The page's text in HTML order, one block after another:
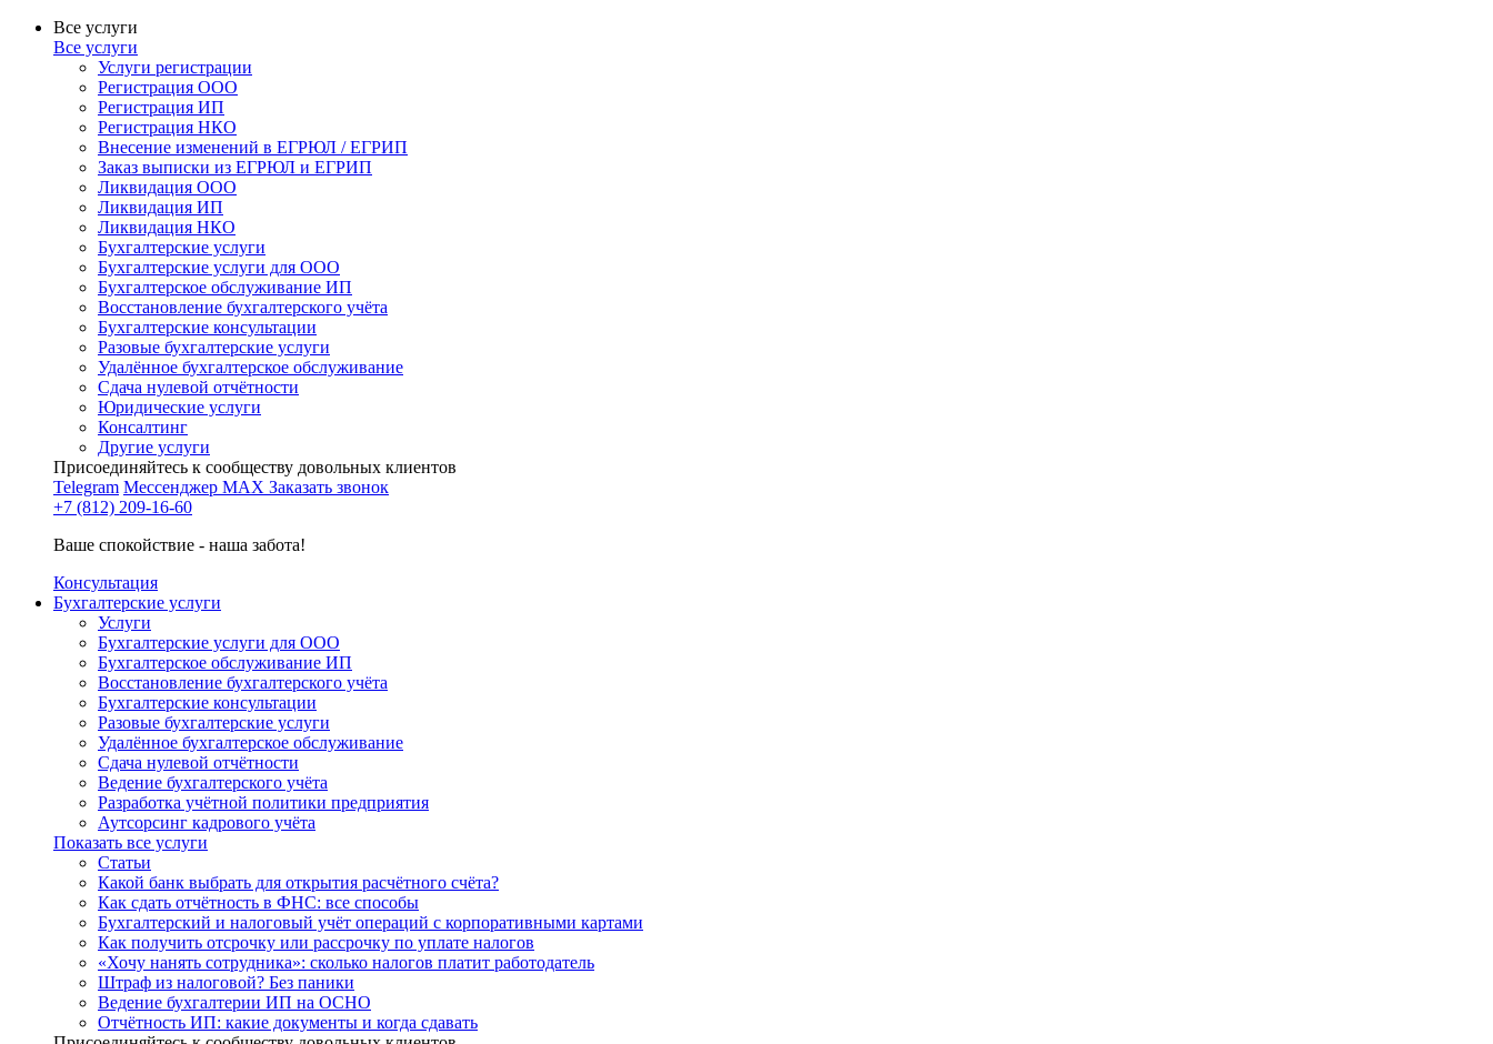
Все услуги
Все услуги
Услуги регистрации
Регистрация ООО
Регистрация ИП
Регистрация НКО
Внесение изменений в ЕГРЮЛ / ЕГРИП
Заказ выписки из ЕГРЮЛ и ЕГРИП
Ликвидация ООО
Ликвидация ИП
Ликвидация НКО
Бухгалтерские услуги
Бухгалтерские услуги для ООО
Бухгалтерское обслуживание ИП
Восстановление бухгалтерского учёта
Бухгалтерские консультации
Разовые бухгалтерские услуги
Удалённое бухгалтерское обслуживание
Сдача нулевой отчётности
Юридические услуги
Консалтинг
Другие услуги
Присоединяйтесь к сообществу довольных клиентов
Telegram Мессенджер MAX Заказать звонок
+7 (812) 209-16-60
Ваше спокойствие - наша забота!
Консультация
Бухгалтерские услуги
Услуги
Бухгалтерские услуги для ООО
Бухгалтерское обслуживание ИП
Восстановление бухгалтерского учёта
Бухгалтерские консультации
Разовые бухгалтерские услуги
Удалённое бухгалтерское обслуживание
Сдача нулевой отчётности
Ведение бухгалтерского учёта
Разработка учётной политики предприятия
Аутсорсинг кадрового учёта
Показать все услуги
Статьи
Какой банк выбрать для открытия расчётного счёта?
Как сдать отчётность в ФНС: все способы
Бухгалтерский и налоговый учёт операций с корпоративными картами
Как получить отсрочку или рассрочку по уплате налогов
«Хочу нанять сотрудника»: сколько налогов платит работодатель
Штраф из налоговой? Без паники
Ведение бухгалтерии ИП на ОСНО
Отчётность ИП: какие документы и когда сдавать